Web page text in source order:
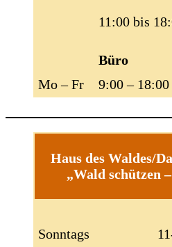
11:00 bis
Büro
Mo – Fr
9:00 –
Haus des Waldes/
„Wald schützen
Sonntags